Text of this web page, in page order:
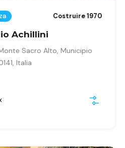
Costruire 1970
Achillini
Sacro Alto, Municipio
Italia